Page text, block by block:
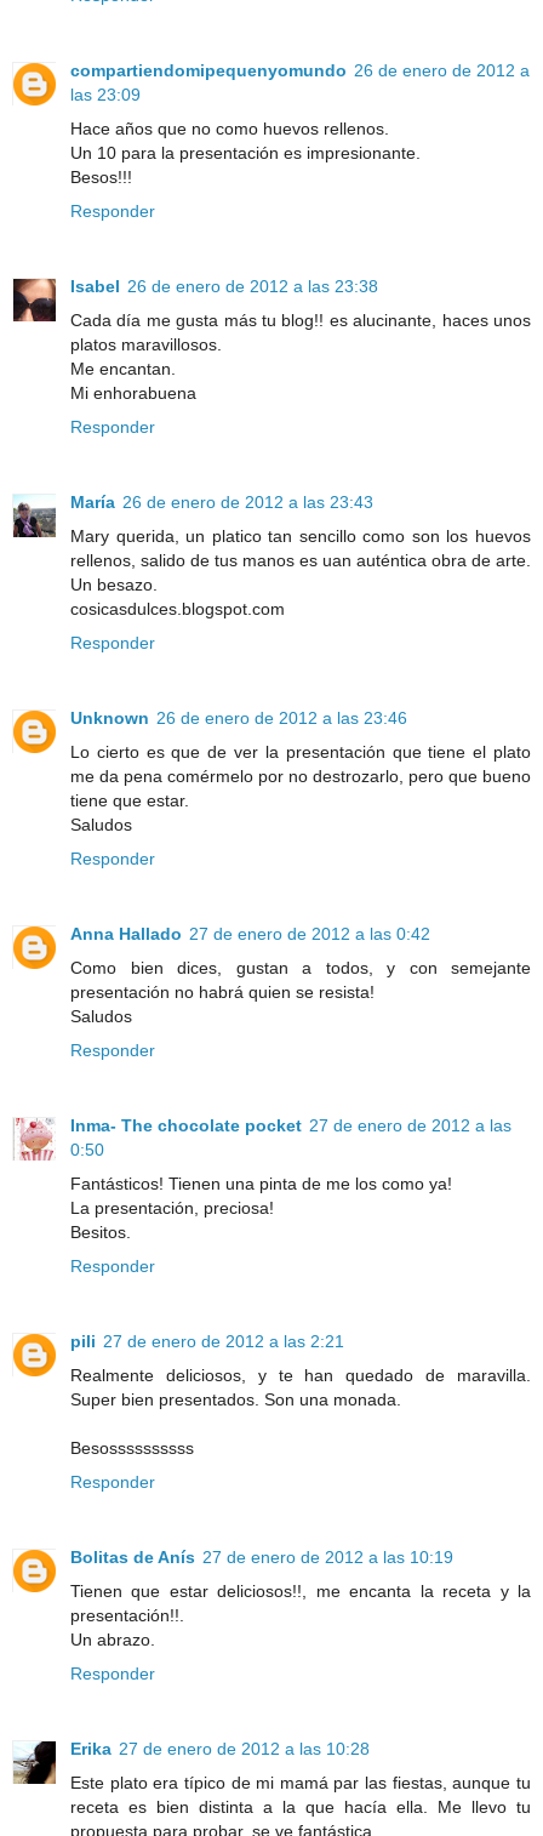
compartiendomipequenyomundo 26 de enero de 2012 a
las 23:09
Hace años que no como huevos rellenos.
Un 10 para la presentación es impresionante.
Besos!!!
Responder
Isabel 26 de enero de 2012 a las 23:38
Cada día me gusta más tu blog!! es alucinante, haces unos
platos maravillosos.
Me encantan.
Mi enhorabuena
Responder
María 26 de enero de 2012 a las 23:43
Mary querida, un platico tan sencillo como son los huevos
rellenos, salido de tus manos es uan auténtica obra de arte.
Un besazo.
cosicasdulces.blogspot.com
Responder
Unknown 26 de enero de 2012 a las 23:46
Lo cierto es que de ver la presentación que tiene el plato
me da pena comérmelo por no destrozarlo, pero que bueno
tiene que estar.
Saludos
Responder
Anna Hallado 27 de enero de 2012 a las 0:42
Como bien dices, gustan a todos, y con semejante
presentación no habrá quien se resista!
Saludos
Responder
Inma- The chocolate pocket 27 de enero de 2012 a las
0:50
Fantásticos! Tienen una pinta de me los como ya!
La presentación, preciosa!
Besitos.
Responder
pili 27 de enero de 2012 a las 2:21
Realmente deliciosos, y te han quedado de maravilla.
Super bien presentados. Son una monada.
Besossssssssss
Responder
Bolitas de Anís 27 de enero de 2012 a las 10:19
Tienen que estar deliciosos!!, me encanta la receta y la
presentación!!.
Un abrazo.
Responder
Erika 27 de enero de 2012 a las 10:28
Este plato era típico de mi mamá par las fiestas, aunque tu
receta es bien distinta a la que hacía ella. Me llevo tu
propuesta para probar, se ve fantástica